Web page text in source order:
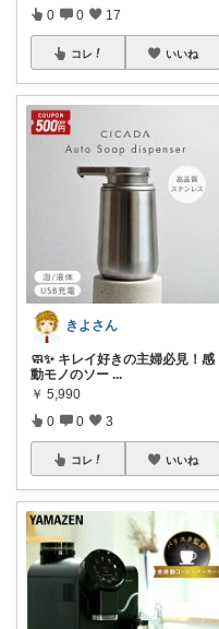
0 0 17
コレ いいね
きよさん
🧼✨ キレイ好きの主婦必見！感
動モノのソー ...
￥ 5,990
0 0 3
コレ いいね